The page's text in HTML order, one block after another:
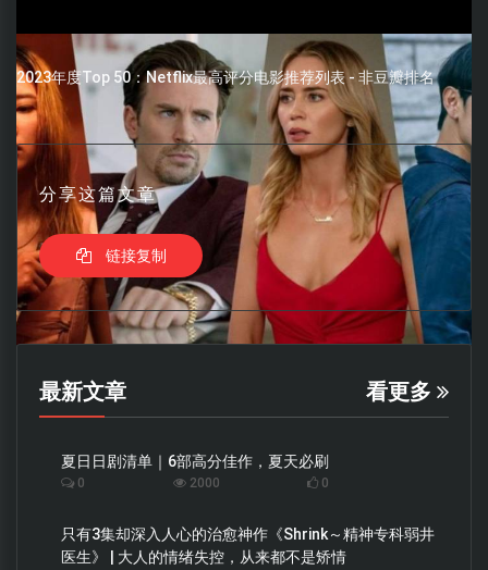
2023年度Top 50：Netflix最高评分电影推荐列表 - 非豆瓣排名
分享这篇文章
链接复制
最新文章 看更多
夏日日剧清单｜6部高分佳作，夏天必刷
0 2000 0
只有3集却深入人心的治愈神作《Shrink～精神专科弱井
医生》 | 大人的情绪失控，从来都不是矫情